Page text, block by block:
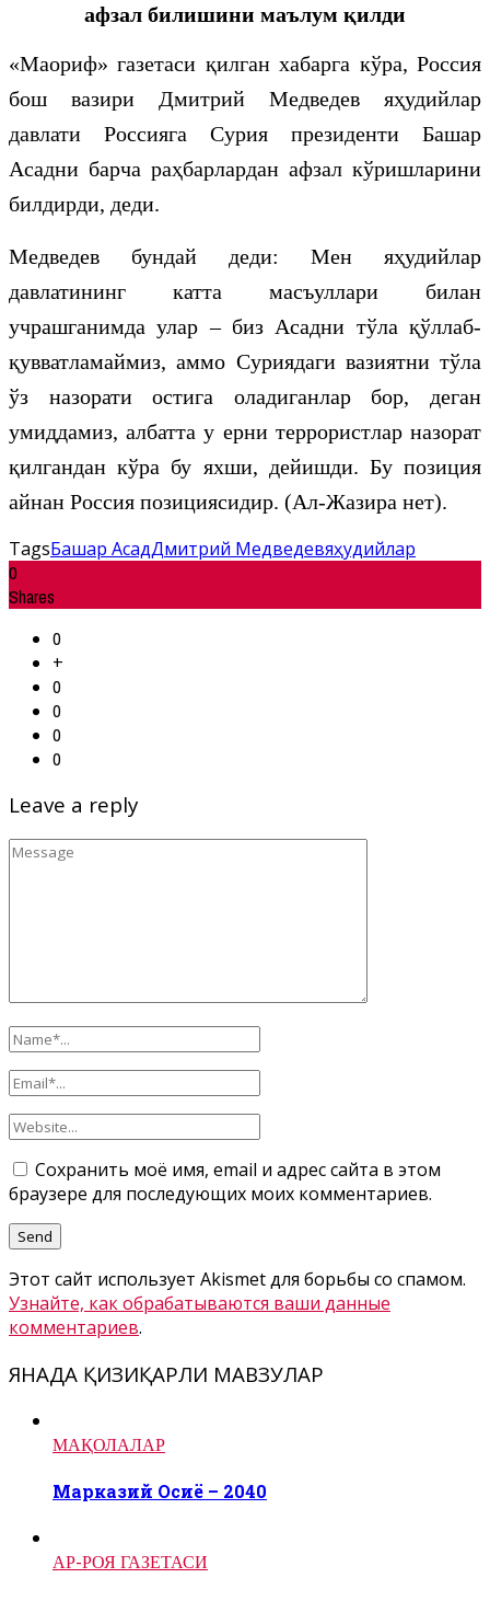
афзал билишини маълум қилди
«Маориф» газетаси қилган хабарга кўра, Россия
бош вазири Дмитрий Медведев яҳудийлар
давлати Россияга Сурия президенти Башар
Асадни барча раҳбарлардан афзал кўришларини
билдирди, деди.
Медведев бундай деди: Мен яҳудийлар
давлатининг катта масъуллари билан
учрашганимда улар – биз Асадни тўла қўллаб-
қувватламаймиз, аммо Суриядаги вазиятни тўла
ўз назорати остига оладиганлар бор, деган
умиддамиз, албатта у ерни террористлар назорат
қилгандан кўра бу яхши, дейишди. Бу позиция
айнан Россия позициясидир. (Ал-Жазира нет).
TagsБашар АсадДмитрий Медведевяҳудийлар
0
Shares
0
+
0
0
0
0
Leave a reply
Сохранить моё имя, email и адрес сайта в этом
браузере для последующих моих комментариев.
Этот сайт использует Akismet для борьбы со спамом.
Узнайте, как обрабатываются ваши данные
комментариев.
ЯНАДА ҚИЗИҚАРЛИ МАВЗУЛАР
МАҚОЛАЛАР
Марказий Осиё – 2040
АР-РОЯ ГАЗЕТАСИ